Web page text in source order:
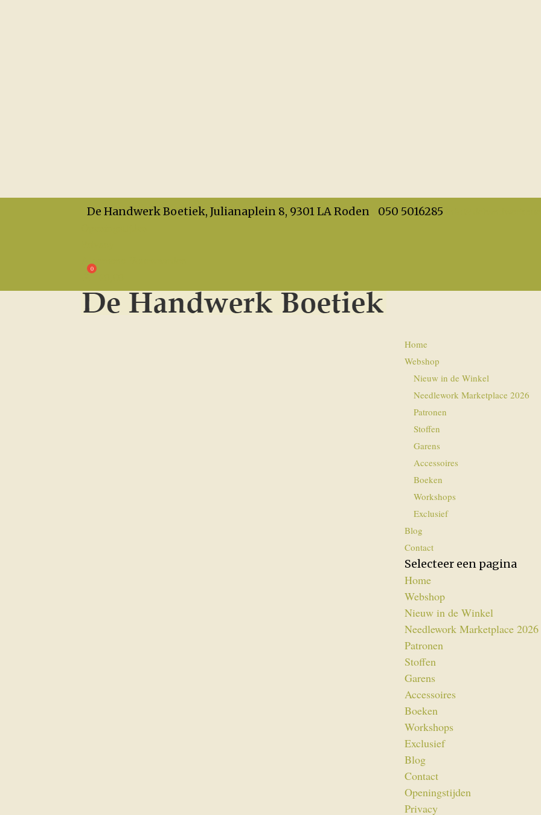
De Handwerk Boetiek, Julianaplein 8, 9301 LA Roden 050 5016285
Algemene Voorwaarden
Home
Webshop
Nieuw in de Winkel
Needlework Marketplace 2026
Patronen
Stoffen
Garens
Accessoires
Boeken
Workshops
Exclusief
Blog
Contact
Selecteer een pagina
Home
Webshop
Nieuw in de Winkel
Needlework Marketplace 2026
Patronen
Stoffen
Garens
Accessoires
Boeken
Workshops
Exclusief
Blog
Contact
Openingstijden
Privacy